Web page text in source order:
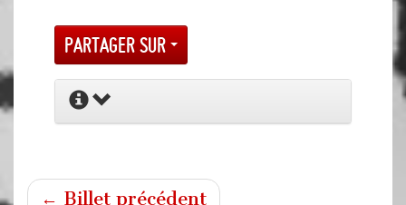
Partager sur
← Billet précédent